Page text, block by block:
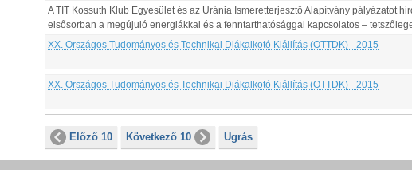
A TIT Kossuth Klub Egyesület és az Uránia Ismeretterjesztő Alapítvány pályázatot
elsősorban a megújuló energiákkal és a fenntarthatósággal kapcsolatos –
XX. Országos Tudományos és Technikai Diákalkotó Kiállítás (OTTDK) - 2015
XX. Országos Tudományos és Technikai Diákalkotó Kiállítás (OTTDK) - 2015
Előző 10 Következő 10 Ugrás